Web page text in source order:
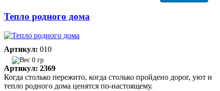
Тепло родного дома
Артикул: 010
0 гр
Артикул: 2369
Когда столько пережито, когда столько пройдено дорог, уют и
тепло родного дома ценятся по-настоящему.